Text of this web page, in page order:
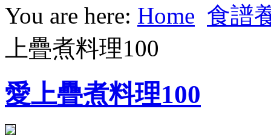
You are here: Home 食譜
上疊煮料理100
愛上疊煮料理100